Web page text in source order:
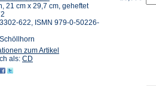
21 cm x 29,7 cm, geheftet
622, ISMN 979-0-50226-
zum Artikel
als: CD